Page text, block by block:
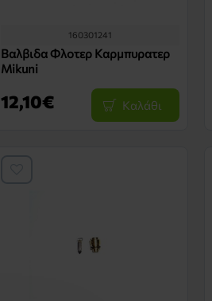
160301241
Βαλβιδα Φλοτερ Καρμπυρατερ
Mikuni
12,10€ Καλάθι